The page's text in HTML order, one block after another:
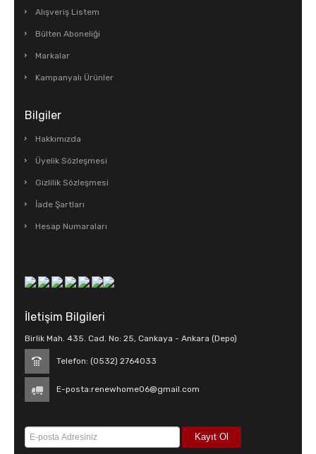
Alışveriş Listem
Bülten Aboneliği
Markalar
Kampanyalı Ürünler
Bilgiler
Hakkımızda
Üyelik Sözleşmesi
Gizlilik Sözleşmesi
İade Şartları
Hesap Numaraları
İletişim Bilgileri
Birlik Mah. 435. Cad. No: 25, Cankaya - Ankara (Depo)
Telefon: (0532) 2764033
E-posta:renewhome06@gmail.com